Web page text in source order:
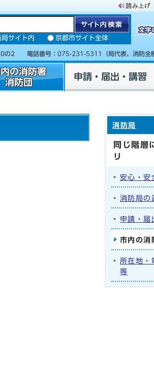
サイト内 京都市サイト全体
の2 電話番号： 075-231-5311 （局代表、消防
の消防署
消防団
申請・届出・講習
消防局
同じ階層
リ
安心・安
消防局の
申請・届
市内の消
所在地・
等